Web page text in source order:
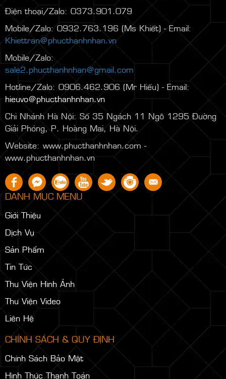
Điện thoại/Zalo: 0373.901.079
Mobile/Zalo: 0932.763.196 (Ms Khiết) - Email:
Khiettran@phucthanhnhan.vn
Mobile/Zalo:
0986.272.500
sale2.phucthanhnhan@gmail.com
Hotline/Zalo: 0906.462.906 (Mr Hiếu) - Email:
hieuvo@phucthanhnhan.vn
Chi Nhánh Hà Nội: Số 35 Ngách 11 Ngõ 1295 Đường
Giải Phóng, P. Hoàng Mai, Hà Nội.
Website: www.phucthanhnhan.com -
www.phucthanhnhan.vn
DANH MỤC MENU
Giới Thiệu
Dịch Vụ
Sản Phẩm
Tin Tức
Thư Viện Hình Ảnh
Thư Viện Video
Liên Hệ
CHÍNH SÁCH & QUY ĐỊNH
Chính Sách Bảo Mật
Hình Thức Thanh Toán